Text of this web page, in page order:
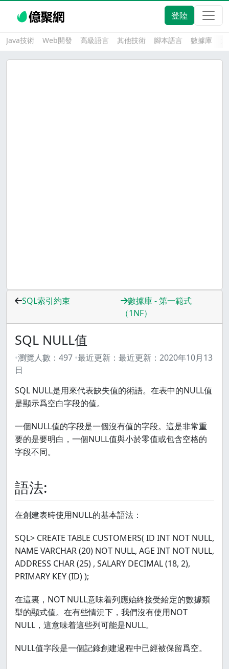
登陸
Java技術 Web開發 高級語言 其他技術 腳本語言 數據庫
SQL索引約束
數據庫 - 第一範式
（1NF）
SQL NULL值
瀏覽人數： 497 最近更新： 最近更新： 2020年10月13
日
SQL NULL是用來代表缺失值的術語。在表中的NULL值
是顯示爲空白字段的值。
一個NULL值的字段是一個沒有值的字段。這是非常重
要的是要明白，一個NULL值與小於零值或包含空格的
字段不同。
語法:
在創建表時使用NULL的基本語法：
SQL> CREATE TABLE CUSTOMERS( ID INT NOT NULL,
NAME VARCHAR (20) NOT NULL, AGE INT NOT NULL,
ADDRESS CHAR (25) , SALARY DECIMAL (18, 2),
PRIMARY KEY (ID) );
在這裏，NOT NULL意味着列應始終接受給定的數據類
型的顯式值。在有些情況下，我們沒有使用NOT
NULL，這意味着這些列可能是NULL。
NULL值字段是一個記錄創建過程中已經被保留爲空。